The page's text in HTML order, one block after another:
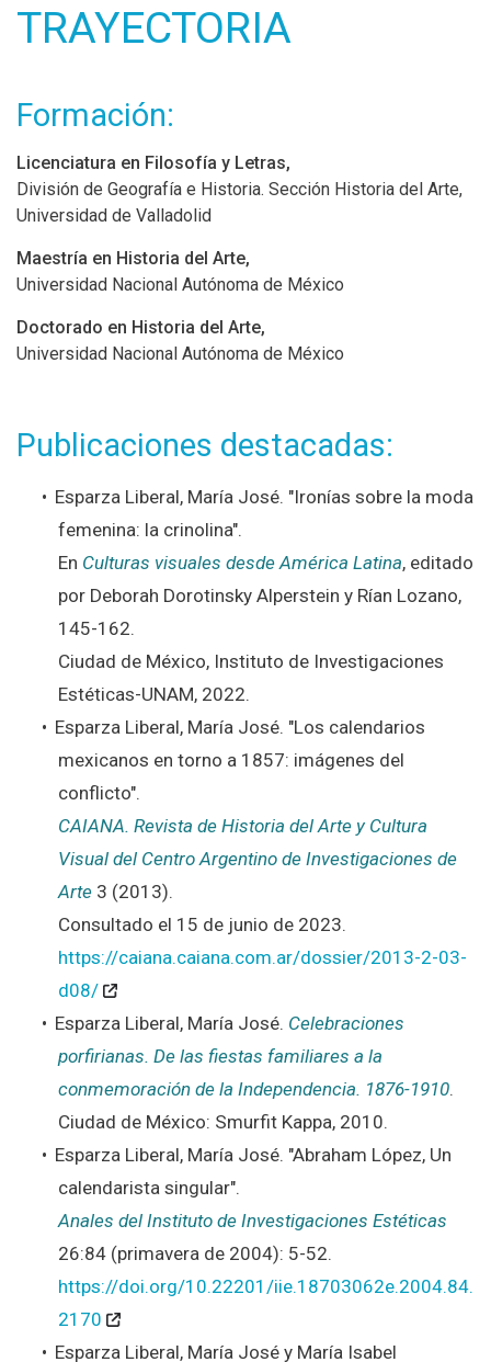
TRAYECTORIA
Formación:
Licenciatura en Filosofía y Letras,
División de Geografía e Historia. Sección Historia del Arte,
Universidad de Valladolid
Maestría en Historia del Arte,
Universidad Nacional Autónoma de México
Doctorado en Historia del Arte,
Universidad Nacional Autónoma de México
Publicaciones destacadas:
Esparza Liberal, María José. "Ironías sobre la moda
femenina: la crinolina".
En Culturas visuales desde América Latina, editado
por Deborah Dorotinsky Alperstein y Rían Lozano,
145-162.
Ciudad de México, Instituto de Investigaciones
Estéticas-UNAM, 2022.
Esparza Liberal, María José. "Los calendarios
mexicanos en torno a 1857: imágenes del
conflicto".
CAIANA. Revista de Historia del Arte y Cultura
Visual del Centro Argentino de Investigaciones de
Arte3 (2013).
Consultado el 15 de junio de 2023.
https://caiana.caiana.com.ar/dossier/2013-2-03-
d08/
Esparza Liberal, María José. Celebraciones
porfirianas. De las fiestas familiares a la
conmemoración de la Independencia. 1876-1910.
Ciudad de México: Smurfit Kappa, 2010.
Esparza Liberal, María José. "Abraham López, Un
calendarista singular".
Anales del Instituto de Investigaciones Estéticas
26:84 (primavera de 2004): 5-52.
https://doi.org/10.22201/iie.18703062e.2004.84.
2170
Esparza Liberal, María José y María Isabel